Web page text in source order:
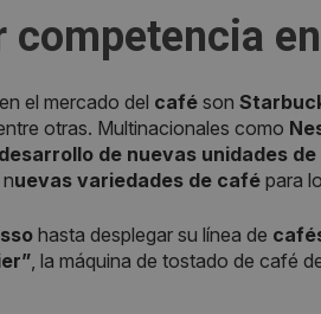
competencia
el mercado del café son
entre otras. Multinacionales como
de nuevas unidades
uevas variedades de café para
hasta desplegar su línea de
, la máquina de tostado de café